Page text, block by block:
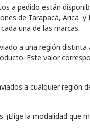
a pedido están
de Tarapacá, Arica
una de las marcas.
a una región distinta
Este valor
a cualquier región
la modalidad que